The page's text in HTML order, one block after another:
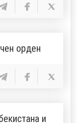
орден
и